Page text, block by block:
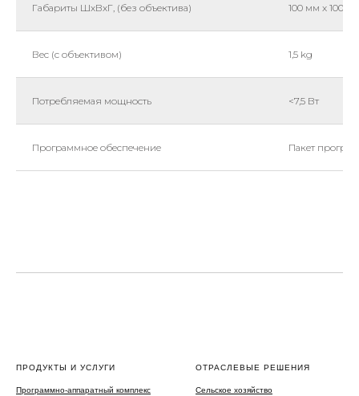
Габариты ШхВхГ, (без объектива) 100 мм x 100
Вес (с объективом) 1,5 kg
Потребляемая мощность <7,5 Вт
Программное обеспечение Пакет
ПРОДУКТЫ И УСЛУГИ
Программно-аппаратный комплекс
ОТРАСЛЕВЫЕ РЕШЕНИЯ
Сельское хозяйство